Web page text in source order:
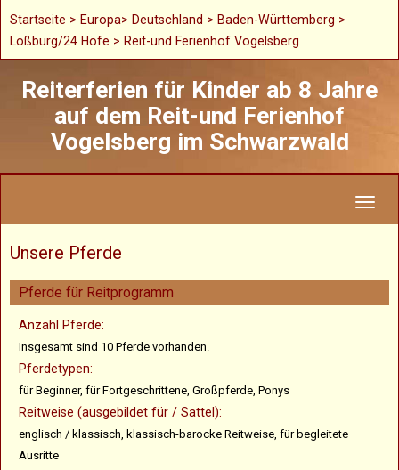
Startseite > Europa> Deutschland > Baden-Württemberg >
Loßburg/24 Höfe > Reit-und Ferienhof Vogelsberg
Reiterferien für Kinder ab 8 Jahre
auf dem Reit-und Ferienhof
Vogelsberg im Schwarzwald
Toggle
Unsere Pferde
Pferde für Reitprogramm
Anzahl Pferde:
Insgesamt sind 10 Pferde vorhanden.
Pferdetypen:
für Beginner, für Fortgeschrittene, Großpferde, Ponys
Reitweise (ausgebildet für / Sattel):
englisch / klassisch, klassisch-barocke Reitweise, für begleitete
Ausritte